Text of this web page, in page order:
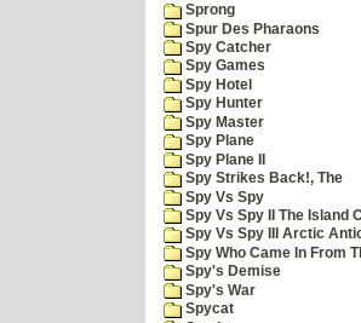
Sprong
Spur Des Pharaons
Spy Catcher
Spy Games
Spy Hotel
Spy Hunter
Spy Master
Spy Plane
Spy Plane II
Spy Strikes Back!, The
Spy Vs Spy
Spy Vs Spy II The Island
Spy Vs Spy III Arctic
Spy Who Came In From
Spy's Demise
Spy's War
Spycat